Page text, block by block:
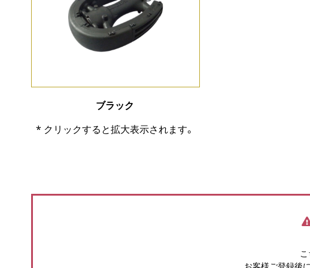
ブラック
* クリックすると拡大表示されます。